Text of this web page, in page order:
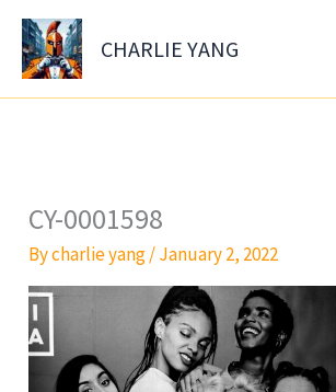
Skip
content
CHARLIE YANG
CY-0001598
Bycharlie yang/January 2, 2022